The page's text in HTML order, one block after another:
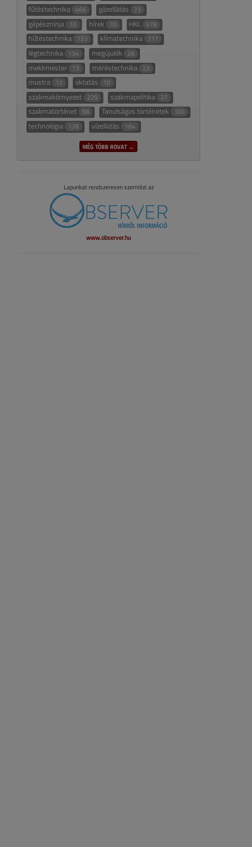
fűtéstechnika 466 gázellátás 73
gépészninja 10 hírek 70 HKL 478
hűtéstechnika 153 klímatechnika 217
légtechnika 134 megújulók 28
mekkmester 73 méréstechnika 23
mustra 12 oktatás 10
szakmakörnyezet 229 szakmapolitika 27
szakmatörténet 98 Tanulságos történetek 100
technológia 128 vízellátás 184
MÉG TÖBB ROVAT →
Lapunkat rendszeresen szemlézi az
www.observer.hu